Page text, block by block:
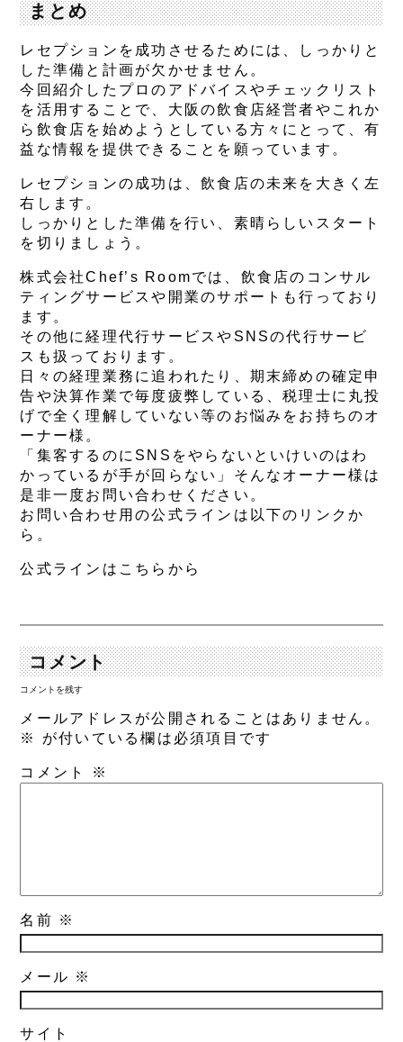
まとめ
レセプションを成功させるためには、しっかりと
した準備と計画が欠かせません。
今回紹介したプロのアドバイスやチェックリスト
を活用することで、大阪の飲食店経営者やこれか
ら飲食店を始めようとしている方々にとって、有
益な情報を提供できることを願っています。
レセプションの成功は、飲食店の未来を大きく左
右します。
しっかりとした準備を行い、素晴らしいスタート
を切りましょう。
株式会社Chef’s Roomでは、飲食店のコンサル
ティングサービスや開業のサポートも行っており
ます。
その他に経理代行サービスやSNSの代行サービ
スも扱っております。
日々の経理業務に追われたり、期末締めの確定申
告や決算作業で毎度疲弊している、税理士に丸投
げで全く理解していない等のお悩みをお持ちのオ
ーナー様。
「集客するのにSNSをやらないといけいのはわ
かっているが手が回らない」そんなオーナー様は
是非一度お問い合わせください。
お問い合わせ用の公式ラインは以下のリンクか
ら。
公式ラインはこちらから
コメント
コメントを残す
メールアドレスが公開されることはありません。
※
が付いている欄は必須項目です
コメント ※
名前 ※
メール ※
サイト